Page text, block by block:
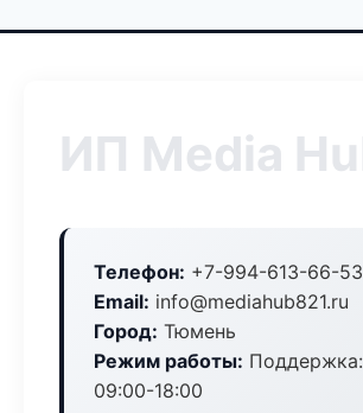
ИП Media
Телефон: +7-994-613-66-53
Email: info@mediahub821.ru
Город: Тюмень
Режим работы:
09:00-18:00